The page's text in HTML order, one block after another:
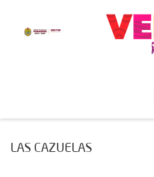
LAS CAZUELAS